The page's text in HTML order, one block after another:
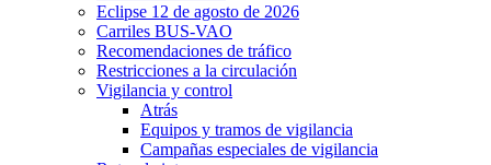
Eclipse 12 de agosto de 2026
Carriles BUS-VAO
Recomendaciones de tráfico
Restricciones a la circulación
Vigilancia y control
Atrás
Equipos y tramos de vigilancia
Campañas especiales de vigilancia